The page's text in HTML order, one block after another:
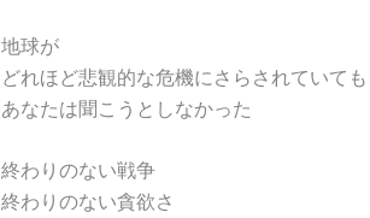
地球が
どれほど悲観的な危機にさらされていても
あなたは聞こうとしなかった
終わりのない戦争
終わりのない貪欲さ